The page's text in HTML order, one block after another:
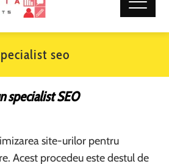
seo
specialist SEO
site-urilor pentru
Acest procedeu este destul de